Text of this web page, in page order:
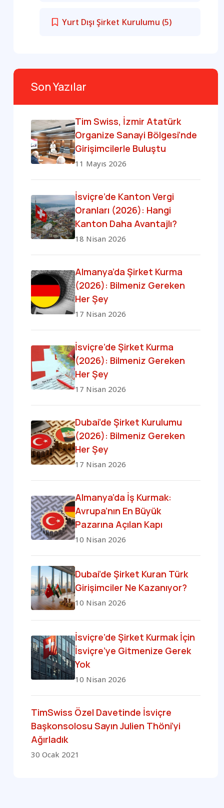
Yurt Dışı Şirket Kurulumu (5)
Son Yazılar
Tim Swiss, İzmir Atatürk
Organize Sanayi Bölgesi’nde
Girişimcilerle Buluştu
11 Mayıs 2026
İsviçre’de Kanton Vergi
Oranları (2026): Hangi
Kanton Daha Avantajlı?
18 Nisan 2026
Almanya’da Şirket Kurma
(2026): Bilmeniz Gereken
Her Şey
17 Nisan 2026
İsviçre’de Şirket Kurma
(2026): Bilmeniz Gereken
Her Şey
17 Nisan 2026
Dubai’de Şirket Kurulumu
(2026): Bilmeniz Gereken
Her Şey
17 Nisan 2026
Almanya’da İş Kurmak:
Avrupa’nın En Büyük
Pazarına Açılan Kapı
10 Nisan 2026
Dubai’de Şirket Kuran Türk
Girişimciler Ne Kazanıyor?
10 Nisan 2026
İsviçre’de Şirket Kurmak İçin
İsviçre’ye Gitmenize Gerek
Yok
10 Nisan 2026
TimSwiss Özel Davetinde İsviçre
Başkonsolosu Sayın Julien Thöni’yi
Ağırladık
30 Ocak 2021